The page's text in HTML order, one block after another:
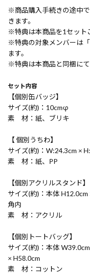
※商品購入手続きの途中
きます。
※特典は本商品を1セット
※特典の対象メンバーは
ます。
※特典は本商品と同梱にて
セット内容
【個別缶バッジ】
サイズ(約)：10cmφ
素 材：紙、ブリキ
【 個別うちわ】
サイズ(約)：W:24.3cm ×
素 材：紙、PP
【個別アクリルスタンド】
サイズ(約)：本体
角内
素 材：アクリル
【個別トートバッグ】
サイズ(約)：本体
× H58.0cm
素 材：コットン